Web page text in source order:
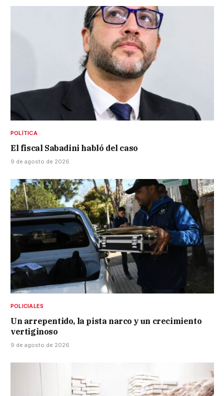
POLÍTICA
El fiscal Sabadini habló del caso
9 de agosto de 2026
POLICIALES
Un arrepentido, la pista narco y un crecimiento
vertiginoso
9 de agosto de 2026